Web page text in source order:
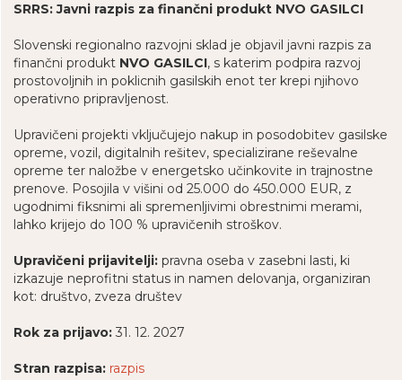
SRRS: Javni razpis za finančni produkt NVO GASILCI
Slovenski regionalno razvojni sklad je objavil javni razpis za
finančni produkt NVO GASILCI, s katerim podpira razvoj
prostovoljnih in poklicnih gasilskih enot ter krepi njihovo
operativno pripravljenost.
Upravičeni projekti vključujejo nakup in posodobitev gasilske
opreme, vozil, digitalnih rešitev, specializirane reševalne
opreme ter naložbe v energetsko učinkovite in trajnostne
prenove. Posojila v višini od 25.000 do 450.000 EUR, z
ugodnimi fiksnimi ali spremenljivimi obrestnimi merami,
lahko krijejo do 100 % upravičenih stroškov.
Upravičeni prijavitelji: pravna oseba v zasebni lasti, ki
izkazuje neprofitni status in namen delovanja, organiziran
kot: društvo, zveza društev
Rok za prijavo: 31. 12. 2027
Stran razpisa: razpis